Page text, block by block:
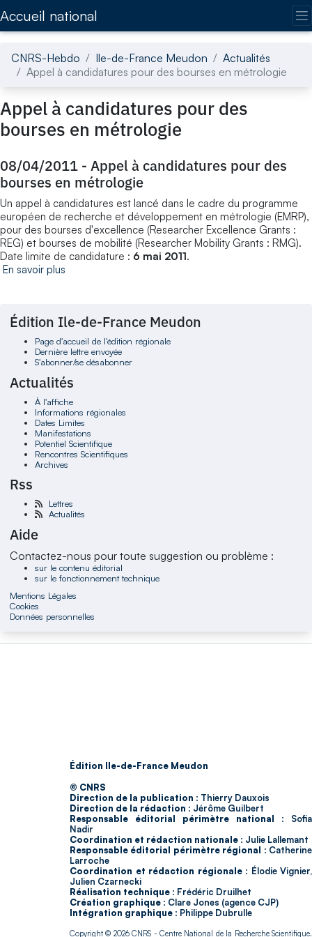
Accueil national
CNRS-Hebdo Ile-de-France Meudon
Actualités
Appel à candidatures pour des bourses en métrologie
Appel à candidatures pour des
bourses en métrologie
08/04/2011 - Appel à candidatures pour des
bourses en métrologie
Un appel à candidatures est lancé dans le cadre du programme
européen de recherche et développement en métrologie (EMRP),
pour des bourses d'excellence (Researcher Excellence Grants :
REG) et bourses de mobilité (Researcher Mobility Grants : RMG).
Date limite de candidature : 6 mai 2011.
En savoir plus
Édition Ile-de-France Meudon
Page d'accueil de l'édition régionale
Dernière lettre envoyée
S'abonner/se désabonner
Actualités
À l'affiche
Informations régionales
Dates Limites
Manifestations
Potentiel Scientifique
Rencontres Scientifiques
Archives
Rss
Lettres
Actualités
Aide
Contactez-nous pour toute suggestion ou problème :
sur le contenu éditorial
sur le fonctionnement technique
Mentions Légales
Cookies
Données personnelles
Édition Ile-de-France Meudon
© CNRS
Direction de la publication : Thierry Dauxois
Direction de la rédaction : Jérôme Guilbert
Responsable éditorial périmètre national : Sofia
Nadir
Coordination et rédaction nationale : Julie Lallemant
Responsable éditorial périmètre régional : Catherine
Larroche
Coordination et rédaction régionale : Élodie Vignier,
Julien Czarnecki
Réalisation technique : Frédéric Druilhet
Création graphique : Clare Jones (agence CJP)
Intégration graphique : Philippe Dubrulle
Copyright © 2026CNRS - Centre National de la Recherche Scientifique.